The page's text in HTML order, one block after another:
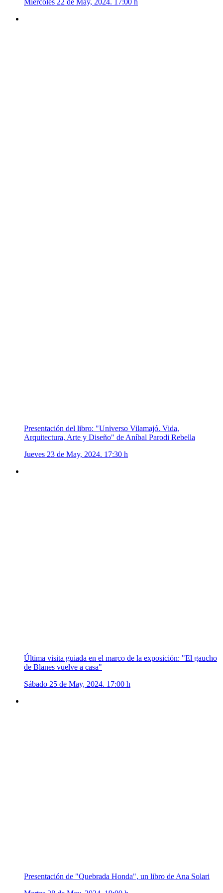
Miércoles 22 de May, 2024. 17:00 h
Presentación del libro: "Universo Vilamajó. Vida,
Arquitectura, Arte y Diseño" de Aníbal Parodi Rebella
Jueves 23 de May, 2024. 17:30 h
Última visita guiada en el marco de la exposición: "El gaucho
de Blanes vuelve a casa"
Sábado 25 de May, 2024. 17:00 h
Presentación de "Quebrada Honda", un libro de Ana Solari